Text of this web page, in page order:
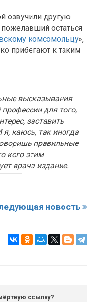
озвучили другую
остаться
комсомольцу»,
прибегают к таким
высказывания
для того,
заставить
каюсь, так иногда
правильные
кого этим
врача издание.
новость
ссылку?